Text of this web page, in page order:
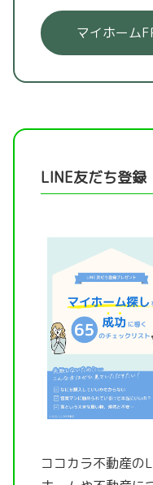
マイホーム
LINE友だち登録
ココカラ不動産の